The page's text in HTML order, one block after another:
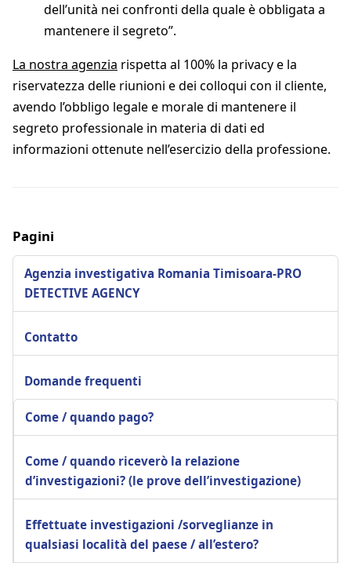
dell’unità nei confronti della quale è obbligata a
mantenere il segreto”.
La nostra agenzia rispetta al 100% la privacy e la
riservatezza delle riunioni e dei colloqui con il cliente,
avendo l’obbligo legale e morale di mantenere il
segreto professionale in materia di dati ed
informazioni ottenute nell’esercizio della professione.
Pagini
Agenzia investigativa Romania Timisoara-PRO
DETECTIVE AGENCY
Contatto
Domande frequenti
Come / quando pago?
Come / quando riceverò la relazione
d’investigazioni? (le prove dell’investigazione)
Effettuate investigazioni /sorveglianze in
qualsiasi località del paese / all’estero?